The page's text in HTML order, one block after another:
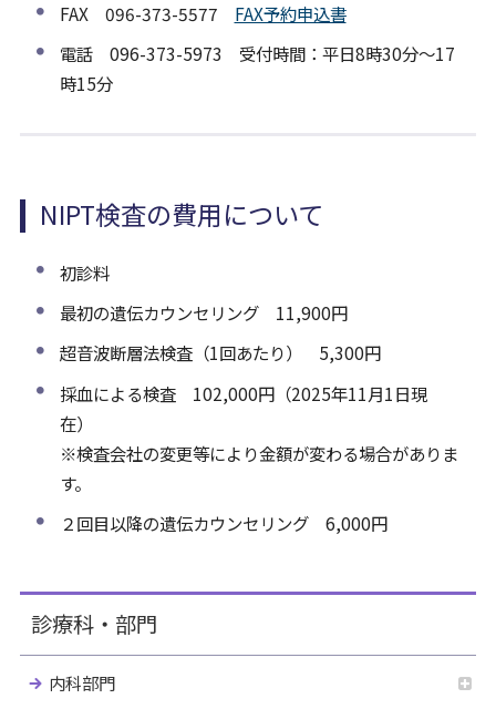
FAX 096-373-5577 FAX予約申込書
電話 096-373-5973 受付時間：平日8時30分～17
時15分
NIPT検査の費用について
初診料
最初の遺伝カウンセリング 11,900円
超音波断層法検査（1回あたり） 5,300円
採血による検査 102,000円（2025年11月1日現
在）
※検査会社の変更等により金額が変わる場合がありま
す。
２回目以降の遺伝カウンセリング 6,000円
診療科・部門
内科部門